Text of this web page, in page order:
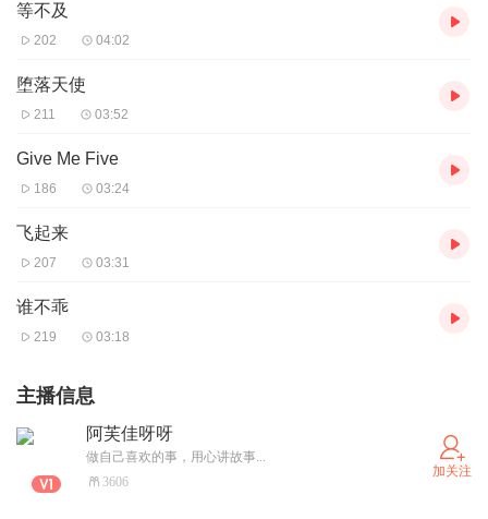
等不及
202 04:02
堕落天使
211 03:52
Give Me Five
186 03:24
飞起来
207 03:31
谁不乖
219 03:18
主播信息
阿芙佳呀呀
做自己喜欢的事，用心讲故事...
3606
加关注